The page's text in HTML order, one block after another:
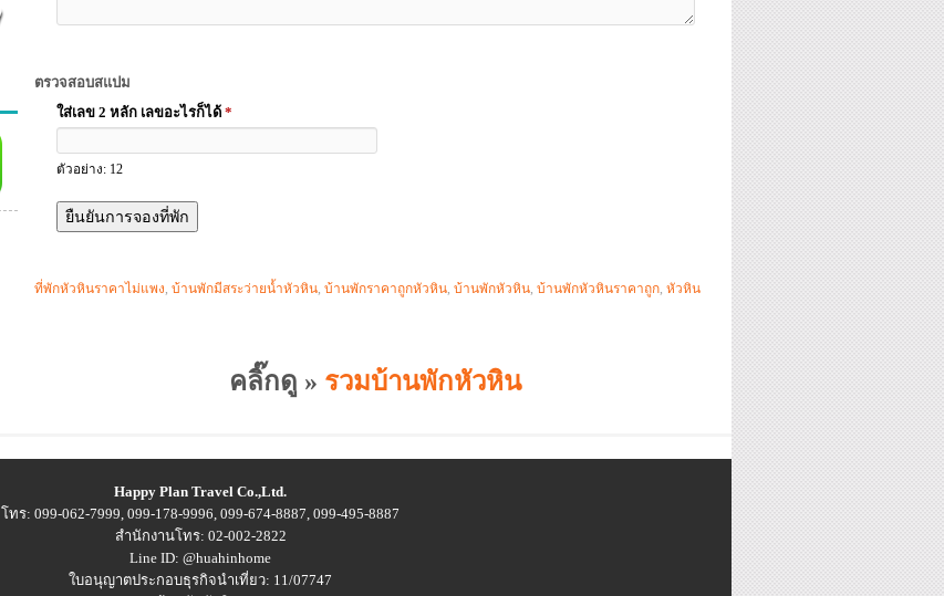
ตรวจสอบสแปม
ใส่เลข 2 หลัก เลขอะไรก็ได้ *
ตัวอย่าง: 12
ที่พักหัวหินราคาไม่แพง บ้านพักมีสระว่ายน้ำหัวหิน บ้านพักราคาถูกหัวหิน บ้านพักหัวหิน บ้านพักหัวหินราคาถูก หัวหิน
คลิ๊กดู » รวมบ้านพักหัวหิน
Happy Plan Travel Co.,Ltd.
โทร: 099-062-7999, 099-178-9996, 099-674-8887, 099-495-8887
สำนักงานโทร: 02-002-2822
Line ID: @huahinhome
ใบอนุญาตประกอบธุรกิจนำเที่ยว: 11/07747